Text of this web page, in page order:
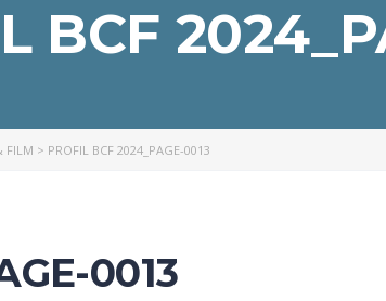
BCF
FILM > PROFIL BCF 2024_PAGE-0013
0013